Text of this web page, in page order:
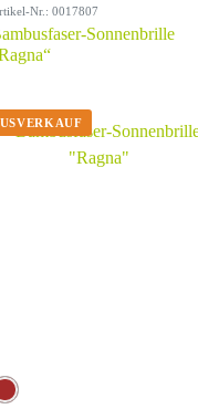
Nr.: 0017807
Sonnenbrille